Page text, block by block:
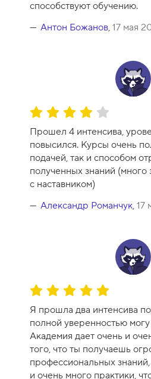
у
р
способствуют обучению.
Антон Божанов, 17 мая
О
ц
е
н
к
а
к
у
Прошел 4 интенсива,
повысился. Курсы очень
подачей, так и способом
полученных знаний
с наставником)
Александр Романчук, 17
О
ц
е
н
к
а
к
Я прошла два интенсива
полной уверенностью могу
Академия дает очень и
того, что ты получаешь
профессиональных
и очень много практики,